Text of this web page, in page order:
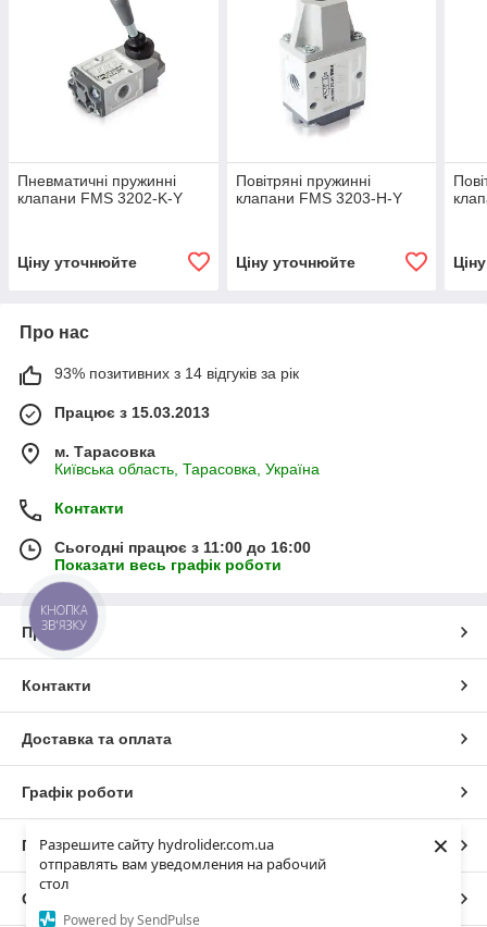
Разрешите сайту hydrolider.com.ua
отправлять вам уведомления на рабочий
стол
Powered by SendPulse
×
Пневматичні пружинні
клапани FMS 3202-K-Y
Ціну уточнюйте
Повітряні пружинні
клапани FMS 3203-H-Y
Ціну уточнюйте
Про нас
93% позитивних з 14 відгуків за рік
Працює з 15.03.2013
м. Тарасовка
Київська область, Тарасовка, Україна
Контакти
Сьогодні працює з 11:00 до 16:00
Показати весь графік роботи
Про нас
Контакти
Доставка та оплата
Графік роботи
Повна версія сайту
Сайт створено на маркетплейсі
КНОПКА
ЗВ'ЯЗКУ